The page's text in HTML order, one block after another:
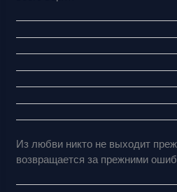
Из любви никто не выходит
возвращается за прежними